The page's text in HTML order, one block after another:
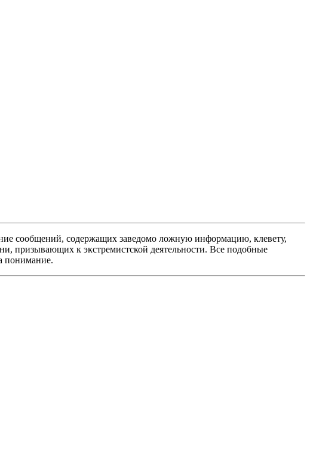
сообщений, содержащих заведомо ложную информацию, клевету,
призывающих к экстремистской деятельности. Все подобные
понимание.